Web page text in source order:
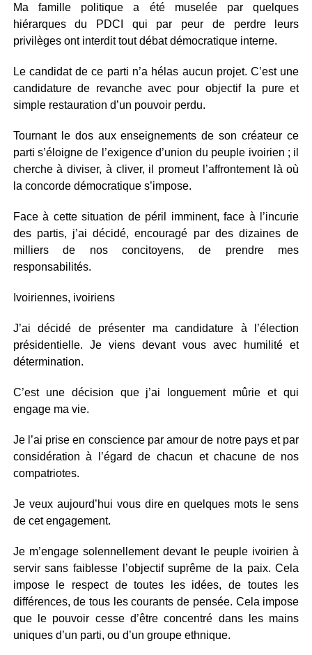
Ma famille politique a été muselée par quelques
hiérarques du PDCI qui par peur de perdre leurs
privilèges ont interdit tout débat démocratique interne.
Le candidat de ce parti n’a hélas aucun projet. C’est une
candidature de revanche avec pour objectif la pure et
simple restauration d’un pouvoir perdu.
Tournant le dos aux enseignements de son créateur ce
parti s’éloigne de l’exigence d’union du peuple ivoirien ; il
cherche à diviser, à cliver, il promeut l’affrontement là où
la concorde démocratique s’impose.
Face à cette situation de péril imminent, face à l’incurie
des partis, j’ai décidé, encouragé par des dizaines de
milliers de nos concitoyens, de prendre mes
responsabilités.
Ivoiriennes, ivoiriens
J’ai décidé de présenter ma candidature à l’élection
présidentielle. Je viens devant vous avec humilité et
détermination.
C’est une décision que j’ai longuement mûrie et qui
engage ma vie.
Je l’ai prise en conscience par amour de notre pays et par
considération à l’égard de chacun et chacune de nos
compatriotes.
Je veux aujourd’hui vous dire en quelques mots le sens
de cet engagement.
Je m’engage solennellement devant le peuple ivoirien à
servir sans faiblesse l’objectif suprême de la paix. Cela
impose le respect de toutes les idées, de toutes les
différences, de tous les courants de pensée. Cela impose
que le pouvoir cesse d’être concentré dans les mains
uniques d’un parti, ou d’un groupe ethnique.